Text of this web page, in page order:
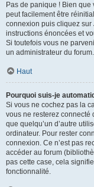
Pas de panique ! Bien que
peut facilement être
connexion puis cliquez sur
instructions énoncées et
Si toutefois vous ne
un administrateur du forum.
Haut
Pourquoi suis-je
Si vous ne cochez pas la
vous ne resterez connecté
que quelqu’un d’autre
ordinateur. Pour rester
connexion. Ce n’est pas
accéder au forum
pas cette case, cela
fonctionnalité.